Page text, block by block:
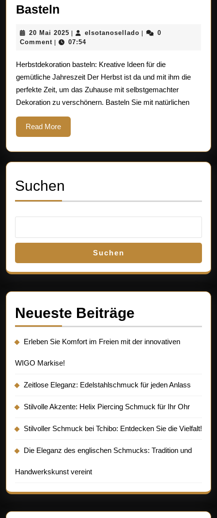
Basteln
für
Herbstdekorationen
zum
Basteln
20 Mai 2025 20
Mai
elsotanosellado elsotanosellado
0
Comment
07:54
Herbstdekoration basteln: Kreative Ideen für die
gemütliche Jahreszeit Der Herbst ist da und mit ihm die
perfekte Zeit, um das Zuhause mit selbstgemachter
Dekoration zu verschönern. Basteln Sie mit natürlichen
Read MoreRead
More
Suchen
Suchen
Neueste Beiträge
Erleben Sie Komfort im Freien mit der innovativen
WIGO Markise!
Zeitlose Eleganz: Edelstahlschmuck für jeden Anlass
Stilvolle Akzente: Helix Piercing Schmuck für Ihr Ohr
Stilvoller Schmuck bei Tchibo: Entdecken Sie die Vielfalt!
Die Eleganz des englischen Schmucks: Tradition und
Handwerkskunst vereint